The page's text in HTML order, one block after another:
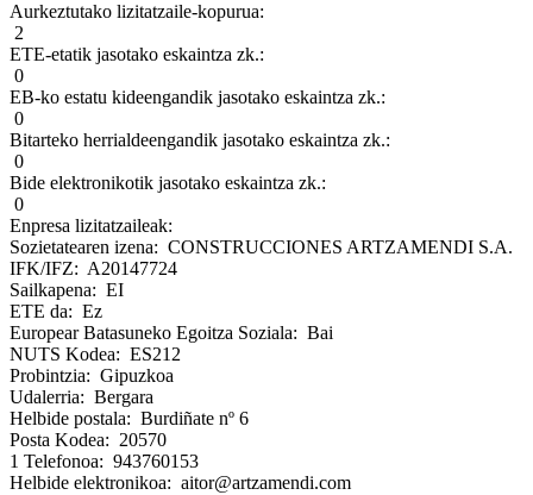
Aurkeztutako lizitatzaile-kopurua:
2
ETE-etatik jasotako eskaintza zk.:
0
EB-ko estatu kideengandik jasotako eskaintza zk.:
0
Bitarteko herrialdeengandik jasotako eskaintza zk.:
0
Bide elektronikotik jasotako eskaintza zk.:
0
Enpresa lizitatzaileak:
Sozietatearen izena: CONSTRUCCIONES ARTZAMENDI S.A.
IFK/IFZ: A20147724
Sailkapena: EI
ETE da: Ez
Europear Batasuneko Egoitza Soziala: Bai
NUTS Kodea: ES212
Probintzia: Gipuzkoa
Udalerria: Bergara
Helbide postala: Burdiñate nº 6
Posta Kodea: 20570
1 Telefonoa: 943760153
Helbide elektronikoa: aitor@artzamendi.com